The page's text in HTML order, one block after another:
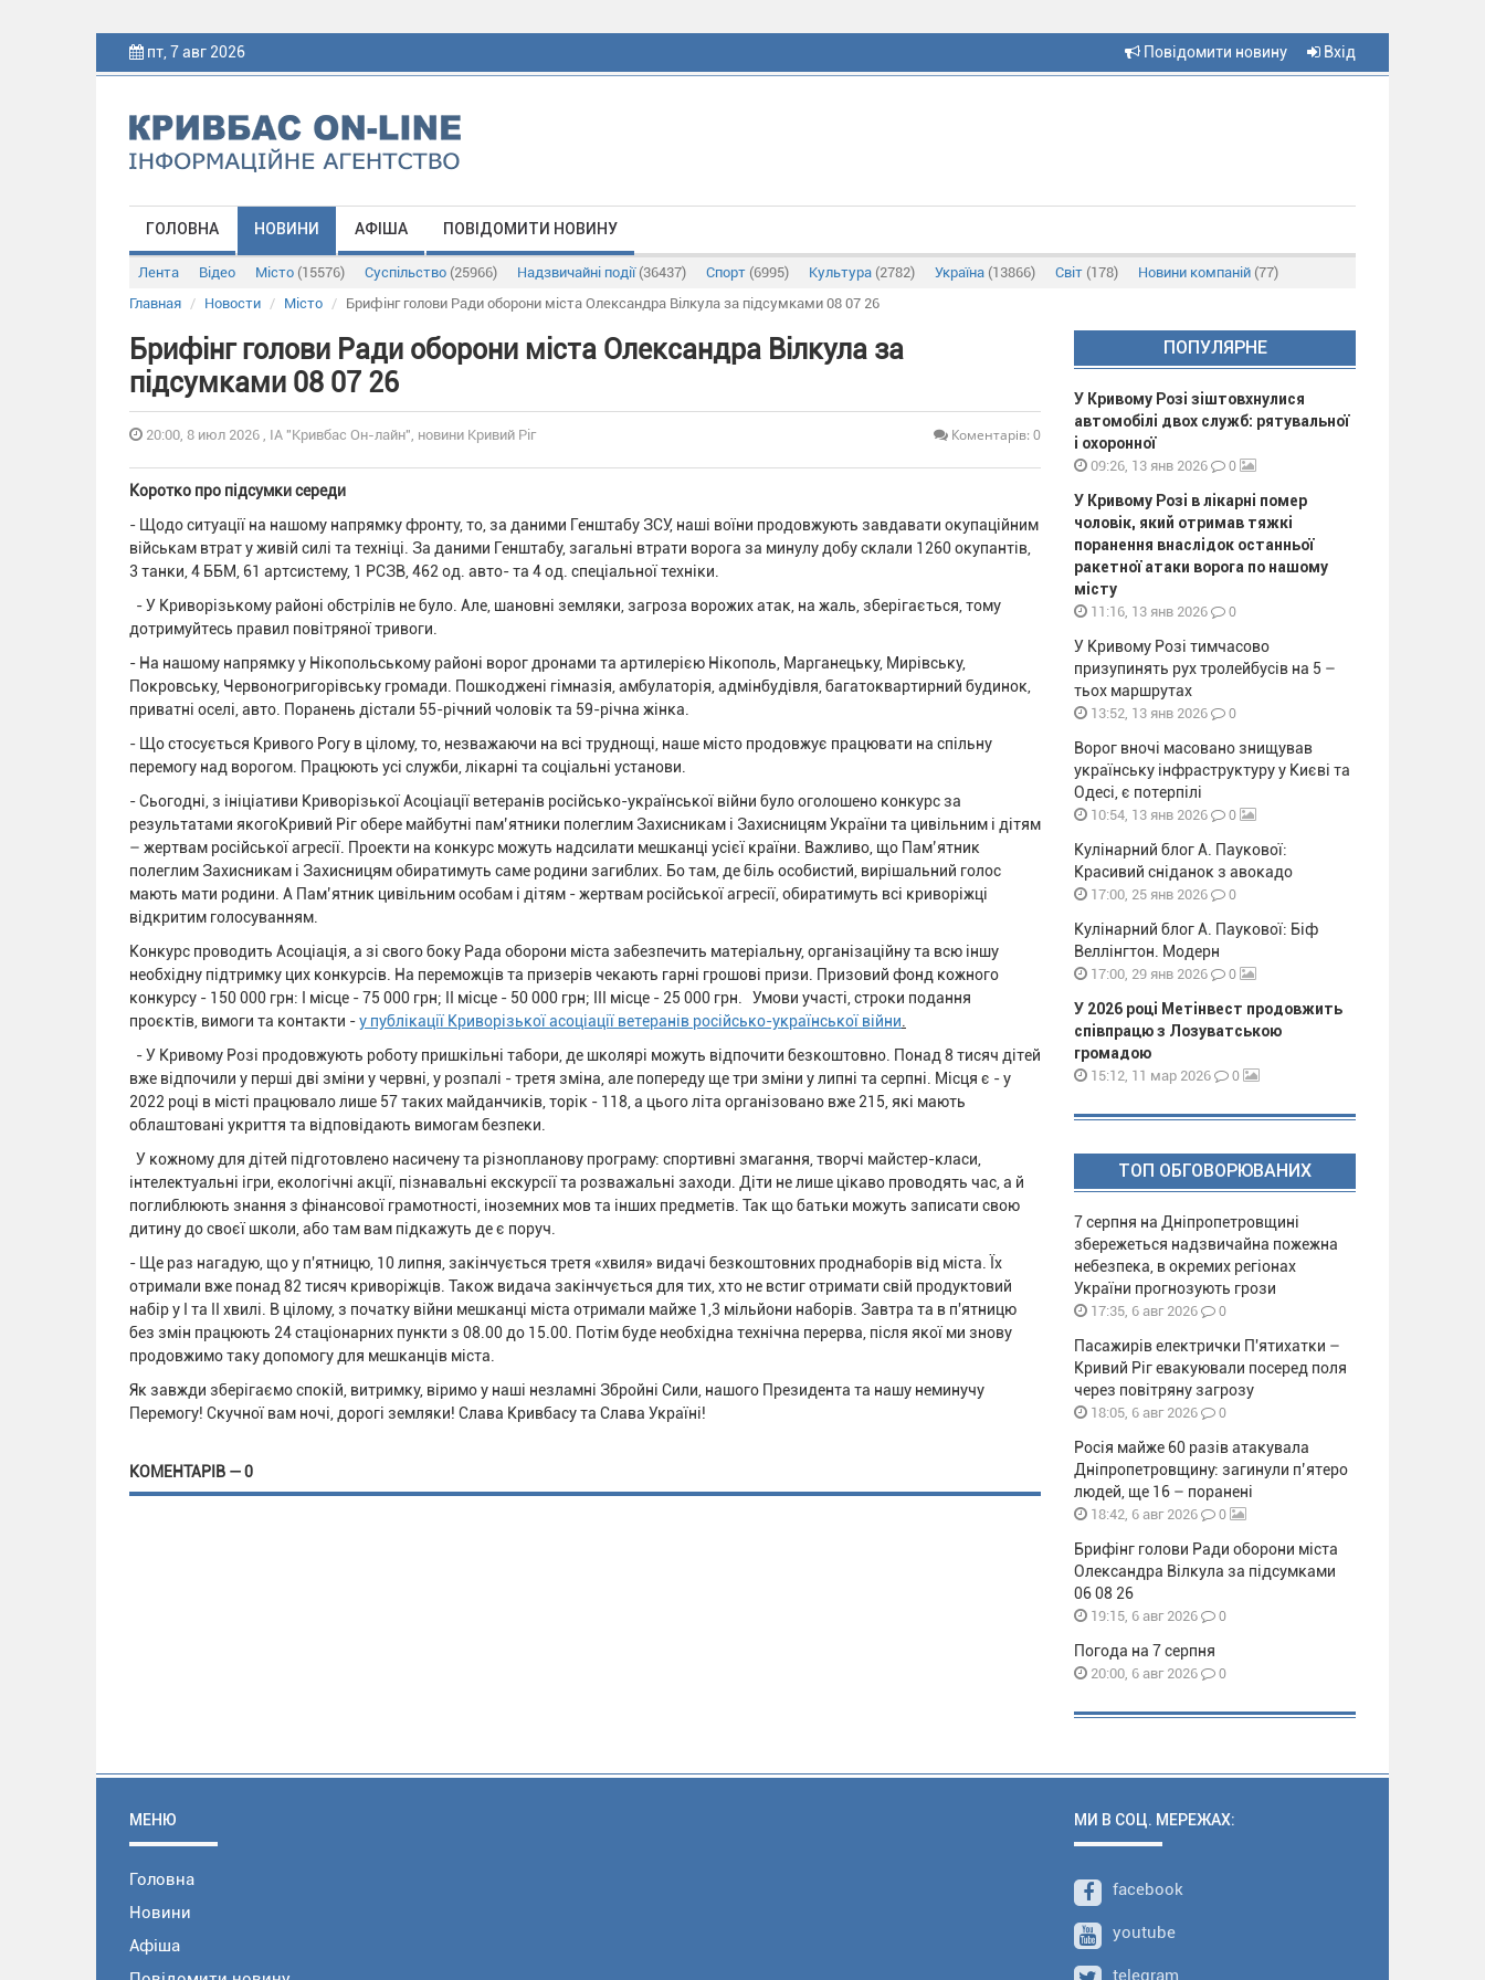
пт, 7 авг 2026 Повідомити новину Вхід
ГОЛОВНА НОВИНИ АФІША ПОВІДОМИТИ НОВИНУ
Лента Відео Місто (15576) Суспільство (25966) Надзвичайні події (36437) Спорт (6995) Культура (2782) Україна (13866) Світ (178) Новини компаній (77)
Главная
Новости Місто Брифінг голови Ради оборони міста Олександра Вілкула за підсумками 08 07 26
Брифінг голови Ради оборони міста Олександра Вілкула за
підсумками 08 07 26
20:00, 8 июл 2026 , ІА "Кривбас Он-лайн", новини Кривий Ріг Коментарів: 0
Коротко про підсумки середи
- Щодо ситуації на нашому напрямку фронту, то, за даними Генштабу ЗСУ, наші воїни продовжують завдавати окупаційним
військам втрат у живій силі та техніці. За даними Генштабу, загальні втрати ворога за минулу добу склали 1260 окупантів,
3 танки, 4 ББМ, 61 артсистему, 1 РСЗВ, 462 од. авто- та 4 од. спеціальної техніки.
- У Криворізькому районі обстрілів не було. Але, шановні земляки, загроза ворожих атак, на жаль, зберігається, тому
дотримуйтесь правил повітряної тривоги.
- На нашому напрямку у Нікопольському районі ворог дронами та артилерією Нікополь, Марганецьку, Мирівську,
Покровську, Червоногригорівську громади. Пошкоджені гімназія, амбулаторія, адмінбудівля, багатоквартирний будинок,
приватні оселі, авто. Поранень дістали 55-річний чоловік та 59-річна жінка.
- Що стосується Кривого Рогу в цілому, то, незважаючи на всі труднощі, наше місто продовжує працювати на спільну
перемогу над ворогом. Працюють усі служби, лікарні та соціальні установи.
- Сьогодні, з ініціативи Криворізької Асоціації ветеранів російсько-української війни було оголошено конкурс за
результатами якогоКривий Ріг обере майбутні пам’ятники полеглим Захисникам і Захисницям України та цивільним і дітям
– жертвам російської агресії. Проекти на конкурс можуть надсилати мешканці усієї країни. Важливо, що Пам’ятник
полеглим Захисникам і Захисницям обиратимуть саме родини загиблих. Бо там, де біль особистий, вирішальний голос
мають мати родини. А Пам’ятник цивільним особам і дітям - жертвам російської агресії, обиратимуть всі криворіжці
відкритим голосуванням.
Конкурс проводить Асоціація, а зі свого боку Рада оборони міста забезпечить матеріальну, організаційну та всю іншу
необхідну підтримку цих конкурсів. На переможців та призерів чекають гарні грошові призи. Призовий фонд кожного
конкурсу - 150 000 грн: I місце - 75 000 грн; II місце - 50 000 грн; III місце - 25 000 грн. Умови участі, строки подання
проєктів, вимоги та контакти -у публікації Криворізької асоціації ветеранів російсько-української війни
- У Кривому Розі продовжують роботу пришкільні табори, де школярі можуть відпочити безкоштовно. Понад 8 тисяч дітей
вже відпочили у перші дві зміни у червні, у розпалі - третя зміна, але попереду ще три зміни у липні та серпні. Місця є - у
2022 році в місті працювало лише 57 таких майданчиків, торік - 118, а цього літа організовано вже 215, які мають
облаштовані укриття та відповідають вимогам безпеки.
У кожному для дітей підготовлено насичену та різнопланову програму: спортивні змагання, творчі майстер-класи,
інтелектуальні ігри, екологічні акції, пізнавальні екскурсії та розважальні заходи. Діти не лише цікаво проводять час, а й
поглиблюють знання з фінансової грамотності, іноземних мов та інших предметів. Так що батьки можуть записати свою
дитину до своєї школи, або там вам підкажуть де є поруч.
- Ще раз нагадую, що у п'ятницю, 10 липня, закінчується третя «хвиля» видачі безкоштовних проднаборів від міста. Їх
отримали вже понад 82 тисяч криворіжців. Також видача закінчується для тих, хто не встиг отримати свій продуктовий
набір у І та ІІ хвилі. В цілому, з початку війни мешканці міста отримали майже 1,3 мільйони наборів. Завтра та в п'ятницю
без змін працюють 24 стаціонарних пункти з 08.00 до 15.00. Потім буде необхідна технічна перерва, після якої ми знову
продовжимо таку допомогу для мешканців міста.
Як завжди зберігаємо спокій, витримку, віримо у наші незламні Збройні Сили, нашого Президента та нашу неминучу
Перемогу! Скучної вам ночі, дорогі земляки! Слава Кривбасу та Слава Україні!
КОМЕНТАРІВ — 0
ПОПУЛЯРНЕ
У Кривому Розі зіштовхнулися
автомобілі двох служб: рятувальної
і охоронної
09:26, 13 янв 2026 0
У Кривому Розі в лікарні помер
чоловік, який отримав тяжкі
поранення внаслідок останньої
ракетної атаки ворога по нашому
місту
11:16, 13 янв 2026 0
У Кривому Розі тимчасово
призупинять рух тролейбусів на 5 –
тьох маршрутах
13:52, 13 янв 2026 0
Ворог вночі масовано знищував
українську інфраструктуру у Києві та
Одесі, є потерпілі
10:54, 13 янв 2026 0
Кулінарний блог А. Паукової:
Красивий сніданок з авокадо
17:00, 25 янв 2026 0
Кулінарний блог А. Паукової: Біф
Веллінгтон. Модерн
17:00, 29 янв 2026 0
У 2026 році Метінвест продовжить
співпрацю з Лозуватською
громадою
15:12, 11 мар 2026 0
ТОП ОБГОВОРЮВАНИХ
7 серпня на Дніпропетровщині
збережеться надзвичайна пожежна
небезпека, в окремих регіонах
України прогнозують грози
17:35, 6 авг 2026 0
Пасажирів електрички П'ятихатки –
Кривий Ріг евакуювали посеред поля
через повітряну загрозу
18:05, 6 авг 2026 0
Росія майже 60 разів атакувала
Дніпропетровщину: загинули п’ятеро
людей, ще 16 – поранені
18:42, 6 авг 2026 0
Брифінг голови Ради оборони міста
Олександра Вілкула за підсумками
06 08 26
19:15, 6 авг 2026 0
Погода на 7 серпня
20:00, 6 авг 2026 0
МЕНЮ
Головна
Новини
Афіша
МИ В СОЦ. МЕРЕЖАХ:
facebook
youtube
telegram